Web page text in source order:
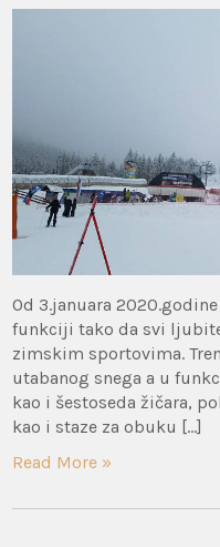
Od 3.januara
funkciji tako da svi
zimskim sportovima.
utabanog snega a u
kao i šestoseda žičara,
kao i staze za obuku […]
Read More »